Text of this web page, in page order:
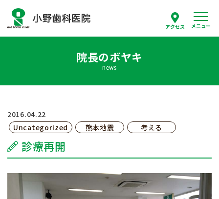
アクセス
院長のボヤキ
news
2016.04.22
Uncategorized
熊本地震 考える
診療再開
メニュー
よくあるご質問